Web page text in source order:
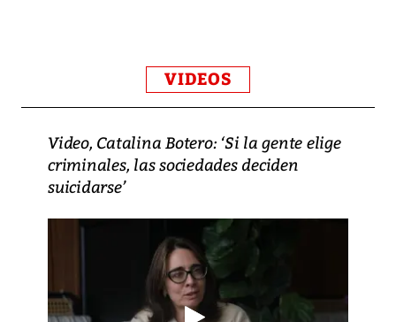
VIDEOS
Video, Catalina Botero: ‘Si la gente elige
criminales, las sociedades deciden
suicidarse’